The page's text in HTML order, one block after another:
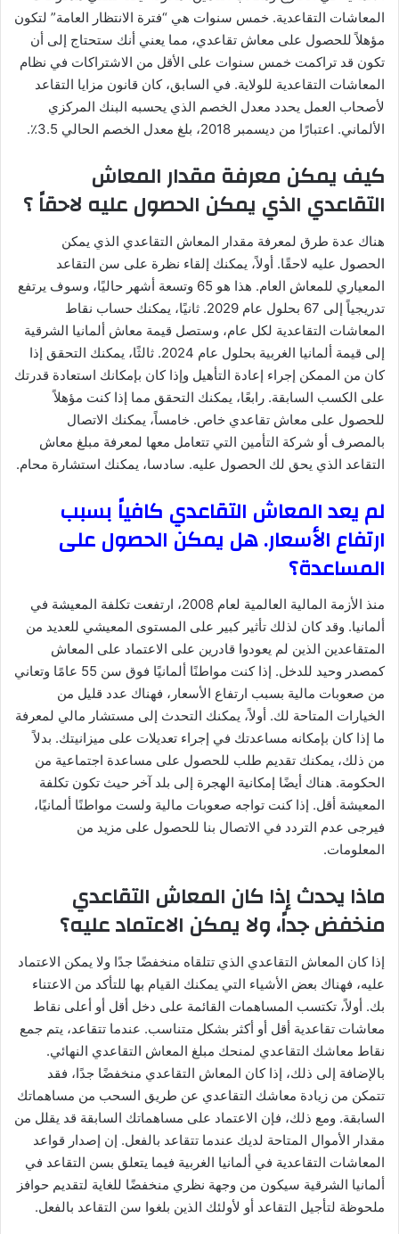
المعاشات التقاعدية. خمس سنوات هي “فترة الانتظار العامة” لتكون
مؤهلاً للحصول على معاش تقاعدي، مما يعني أنك ستحتاج إلى أن
تكون قد تراكمت خمس سنوات على الأقل من الاشتراكات في نظام
المعاشات التقاعدية للولاية. في السابق، كان قانون مزايا التقاعد
لأصحاب العمل يحدد معدل الخصم الذي يحسبه البنك المركزي
الألماني. اعتبارًا من ديسمبر 2018، بلغ معدل الخصم الحالي 3.5٪.
كيف يمكن معرفة مقدار المعاش
التقاعدي الذي يمكن الحصول عليه لاحقاً ؟
هناك عدة طرق لمعرفة مقدار المعاش التقاعدي الذي يمكن
الحصول عليه لاحقًا. أولاً، يمكنك إلقاء نظرة على سن التقاعد
المعياري للمعاش العام. هذا هو 65 وتسعة أشهر حاليًا، وسوف يرتفع
تدريجياً إلى 67 بحلول عام 2029. ثانيًا، يمكنك حساب نقاط
المعاشات التقاعدية لكل عام، وستصل قيمة معاش ألمانيا الشرقية
إلى قيمة ألمانيا الغربية بحلول عام 2024. ثالثًا، يمكنك التحقق إذا
كان من الممكن إجراء إعادة التأهيل وإذا كان بإمكانك استعادة قدرتك
على الكسب السابقة. رابعًا، يمكنك التحقق مما إذا كنت مؤهلاً
للحصول على معاش تقاعدي خاص. خامساً، يمكنك الاتصال
بالمصرف أو شركة التأمين التي تتعامل معها لمعرفة مبلغ معاش
التقاعد الذي يحق لك الحصول عليه. سادسا، يمكنك استشارة محام.
لم يعد المعاش التقاعدي كافياً بسبب
ارتفاع الأسعار. هل يمكن الحصول على
المساعدة؟
منذ الأزمة المالية العالمية لعام 2008، ارتفعت تكلفة المعيشة في
ألمانيا. وقد كان لذلك تأثير كبير على المستوى المعيشي للعديد من
المتقاعدين الذين لم يعودوا قادرين على الاعتماد على المعاش
كمصدر وحيد للدخل. إذا كنت مواطنًا ألمانيًا فوق سن 55 عامًا وتعاني
من صعوبات مالية بسبب ارتفاع الأسعار، فهناك عدد قليل من
الخيارات المتاحة لك. أولاً، يمكنك التحدث إلى مستشار مالي لمعرفة
ما إذا كان بإمكانه مساعدتك في إجراء تعديلات على ميزانيتك. بدلاً
من ذلك، يمكنك تقديم طلب للحصول على مساعدة اجتماعية من
الحكومة. هناك أيضًا إمكانية الهجرة إلى بلد آخر حيث تكون تكلفة
المعيشة أقل. إذا كنت تواجه صعوبات مالية ولست مواطنًا ألمانيًا،
فيرجى عدم التردد في الاتصال بنا للحصول على مزيد من
المعلومات.
ماذا يحدث إذا كان المعاش التقاعدي
منخفض جداً، ولا يمكن الاعتماد عليه؟
إذا كان المعاش التقاعدي الذي تتلقاه منخفضًا جدًا ولا يمكن الاعتماد
عليه، فهناك بعض الأشياء التي يمكنك القيام بها للتأكد من الاعتناء
بك. أولاً، تكتسب المساهمات القائمة على دخل أقل أو أعلى نقاط
معاشات تقاعدية أقل أو أكثر بشكل متناسب. عندما تتقاعد، يتم جمع
نقاط معاشك التقاعدي لمنحك مبلغ المعاش التقاعدي النهائي.
بالإضافة إلى ذلك، إذا كان المعاش التقاعدي منخفضًا جدًا، فقد
تتمكن من زيادة معاشك التقاعدي عن طريق السحب من مساهماتك
السابقة. ومع ذلك، فإن الاعتماد على مساهماتك السابقة قد يقلل من
مقدار الأموال المتاحة لديك عندما تتقاعد بالفعل. إن إصدار قواعد
المعاشات التقاعدية في ألمانيا الغربية فيما يتعلق بسن التقاعد في
ألمانيا الشرقية سيكون من وجهة نظري منخفضًا للغاية لتقديم حوافز
ملحوظة لتأجيل التقاعد أو لأولئك الذين بلغوا سن التقاعد بالفعل.